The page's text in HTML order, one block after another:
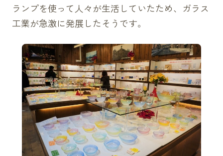
ランプを使って人々が生活していたため、ガラス
工業が急激に発展したそうです。